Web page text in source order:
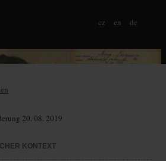
cz en de
20. 08. 2019
KONTEXT